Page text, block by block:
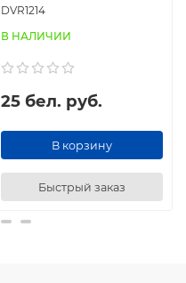
DVR1214
В НАЛИЧИИ
25 бел. руб.
В корзину
Быстрый заказ